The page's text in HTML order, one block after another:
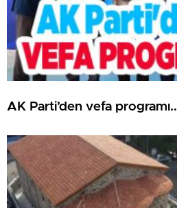
AK Parti’den vefa programı..